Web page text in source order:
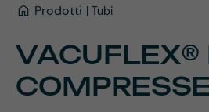
Prodotti Tubi
VACUFLEX®